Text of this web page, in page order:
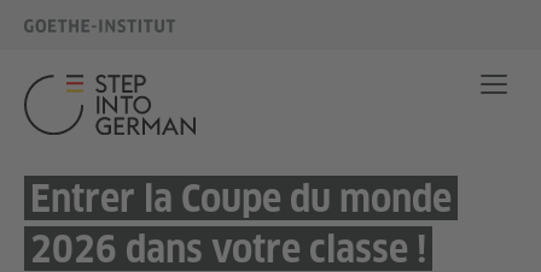
Entrer la Coupe du monde
2026 dans votre classe !